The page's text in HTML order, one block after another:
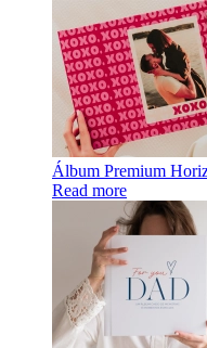
Álbum Premium
Read more